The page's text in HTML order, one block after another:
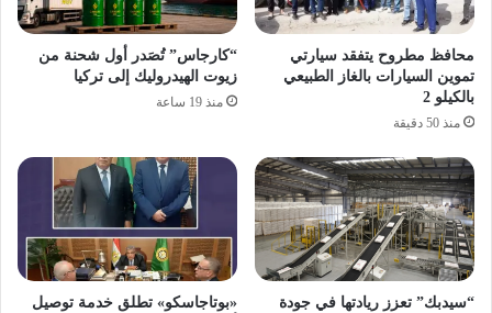
محافظ مطروح يتفقد سيارتي
تموين السيارات بالغاز الطبيعي
بالكيلو 2
منذ 50 دقيقة
“كارجاس” تُصَدر أول شحنة من
زيوت الهيدروليك إلى تركيا
منذ 19 ساعة
“سيدبك” تعزز ريادتها في جودة
«بوتاجاسكو» تطلق خدمة توصيل